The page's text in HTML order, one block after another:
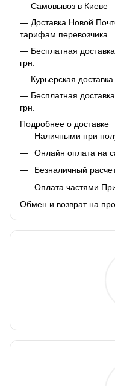
— Самовывоз в Киеве
— Доставка Новой
тарифам перевозчика.
— Бесплатная
грн.
— Курьерская
— Бесплатная
грн.
Подробнее о доставке
Наличными при
Онлайн оплата на
Безналичный
Оплата частями
Обмен и возврат на